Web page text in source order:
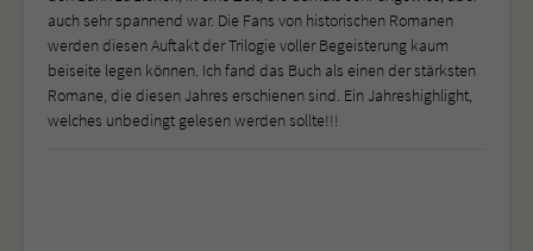
auch sehr spannend war. Die Fans von historischen Romanen
werden diesen Auftakt der Trilogie voller Begeisterung kaum
beiseite legen können. Ich fand das Buch als einen der stärksten
Romane, die diesen Jahres erschienen sind. Ein Jahreshighlight,
welches unbedingt gelesen werden sollte!!!